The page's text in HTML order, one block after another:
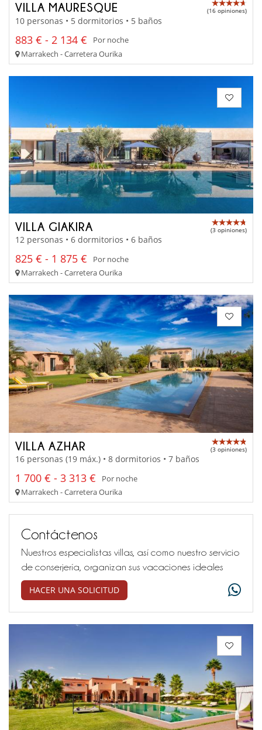
VILLA MAURESQUE (16 opiniones)
10 personas • 5 dormitorios • 5 baños
883 € - 2 134 €
Por noche
Marrakech - Carretera Ourika
VILLA GIAKIRA (3 opiniones)
12 personas • 6 dormitorios • 6 baños
825 € - 1 875 €
Por noche
Marrakech - Carretera Ourika
VILLA AZHAR (3 opiniones)
16 personas (19 máx.) • 8 dormitorios • 7 baños
1 700 € - 3 313 €
Por noche
Marrakech - Carretera Ourika
Contáctenos
Nuestros especialistas villas, así como nuestro servicio
de conserjería, organizan sus vacaciones ideales
HACER UNA SOLICITUD